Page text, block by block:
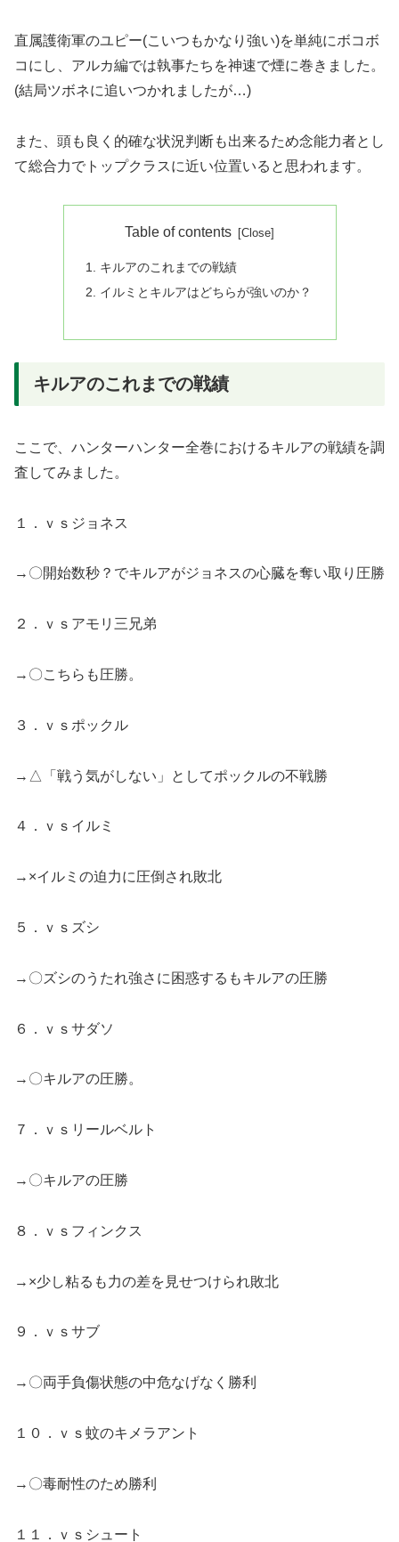
直属護衛軍のユピー(こいつもかなり強い)を単純にボコボ
コにし、アルカ編では執事たちを神速で煙に巻きました。
(結局ツボネに追いつかれましたが…)
また、頭も良く的確な状況判断も出来るため念能力者とし
て総合力でトップクラスに近い位置いると思われます。
Table of contents
キルアのこれまでの戦績
イルミとキルアはどちらが強いのか？
キルアのこれまでの戦績
ここで、ハンターハンター全巻におけるキルアの戦績を調
査してみました。
１．ｖｓジョネス
→〇開始数秒？でキルアがジョネスの心臓を奪い取り圧勝
２．ｖｓアモリ三兄弟
→〇こちらも圧勝。
３．ｖｓポックル
→△「戦う気がしない」としてポックルの不戦勝
４．ｖｓイルミ
→×イルミの迫力に圧倒され敗北
５．ｖｓズシ
→〇ズシのうたれ強さに困惑するもキルアの圧勝
６．ｖｓサダソ
→〇キルアの圧勝。
７．ｖｓリールベルト
→〇キルアの圧勝
８．ｖｓフィンクス
→×少し粘るも力の差を見せつけられ敗北
９．ｖｓサブ
→〇両手負傷状態の中危なげなく勝利
１０．ｖｓ蚊のキメラアント
→〇毒耐性のため勝利
１１．ｖｓシュート